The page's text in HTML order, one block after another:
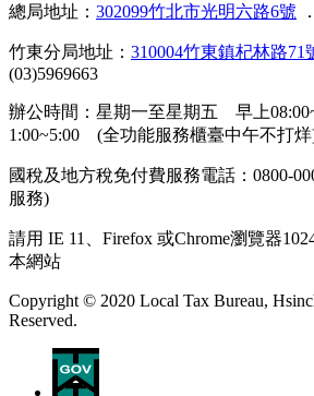
總局地址： 302099竹北市光明六路6號
竹東分局地址： 310004竹東鎮杞林路71
(03)5969663
辦公時間：星期一至星期五 早上
1:00~5:00 (全功能服務櫃臺中午不打
國稅及地方稅免付費服務電話：0800-
服務)
請用 IE 11、Firefox 或Chrome瀏覽器
本網站
Copyright © 2020 Local Tax Bureau,
Reserved.